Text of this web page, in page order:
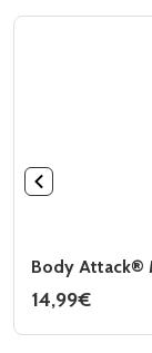
Body Attack®
14,99€